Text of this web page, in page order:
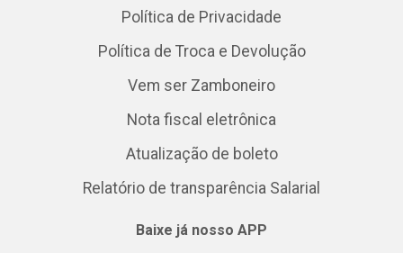
Política de Privacidade
Política de Troca e Devolução
Vem ser Zamboneiro
Nota fiscal eletrônica
Atualização de boleto
Relatório de transparência Salarial
Baixe já nosso APP